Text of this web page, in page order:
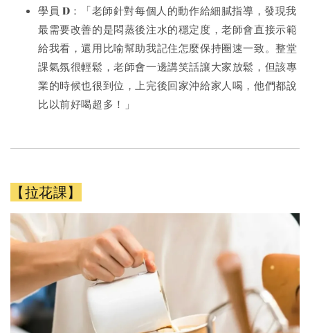
學員 D：「老師針對每個人的動作給細膩指導，發現我
最需要改善的是悶蒸後注水的穩定度，老師會直接示範
給我看，還用比喻幫助我記住怎麼保持圈速一致。整堂
課氣氛很輕鬆，老師會一邊講笑話讓大家放鬆，但該專
業的時候也很到位，上完後回家沖給家人喝，他們都說
比以前好喝超多！」
【拉花課】